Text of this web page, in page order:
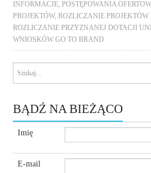
INFORMACJE
POSTĘPOWANIA
PROJEKTÓW, ROZLICZANIE PROJEKTÓW
ROZLICZANIE PRZYZNANEJ DOTACJI
WNIOSKÓW GO TO BRAND
BĄDŹ NA BIEŻĄCO
Imię
E-mail